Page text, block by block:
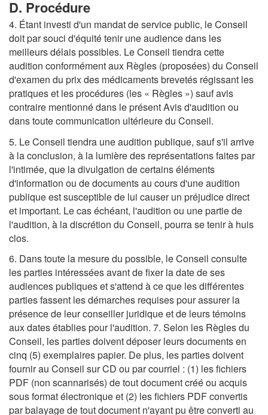
D. Procédure
4. Étant investi d'un mandat de service public, le Conseil
doit par souci d'équité tenir une audience dans les
meilleurs délais possibles. Le Conseil tiendra cette
audition conformément aux Règles (proposées) du Conseil
d'examen du prix des médicaments brevetés régissant les
pratiques et les procédures (les « Règles ») sauf avis
contraire mentionné dans le présent Avis d'audition ou
dans toute communication ultérieure du Conseil.
5. Le Conseil tiendra une audition publique, sauf s'il arrive
à la conclusion, à la lumière des représentations faites par
l'intimée, que la divulgation de certains éléments
d'information ou de documents au cours d'une audition
publique est susceptible de lui causer un préjudice direct
et important. Le cas échéant, l'audition ou une partie de
l'audition, à la discrétion du Conseil, pourra se tenir à huis
clos.
6. Dans toute la mesure du possible, le Conseil consulte
les parties intéressées avant de fixer la date de ses
audiences publiques et s'attend à ce que les différentes
parties fassent les démarches requises pour assurer la
présence de leur conseiller juridique et de leurs témoins
aux dates établies pour l'audition. 7. Selon les Règles du
Conseil, les parties doivent déposer leurs documents en
cinq (5) exemplaires papier. De plus, les parties doivent
fournir au Conseil sur CD ou par courriel : (1) les fichiers
PDF (non scannarisés) de tout document créé ou acquis
sous format électronique et (2) les fichiers PDF convertis
par balayage de tout document n'ayant pu être converti au